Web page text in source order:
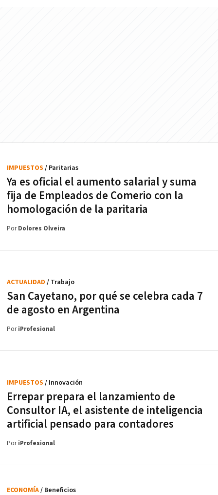
Ya es oficial el aumento salarial y suma
fija de Empleados de Comerio con la
homologación de la paritaria
IMPUESTOS / Paritarias
PorDolores Olveira
San Cayetano, por qué se celebra cada 7
de agosto en Argentina
ACTUALIDAD / Trabajo
PoriProfesional
Errepar prepara el lanzamiento de
Consultor IA, el asistente de inteligencia
artificial pensado para contadores
IMPUESTOS / Innovación
PoriProfesional
ECONOMÍA/ Beneficios